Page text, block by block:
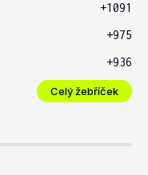
+1091
+975
+936
Celý žebříček